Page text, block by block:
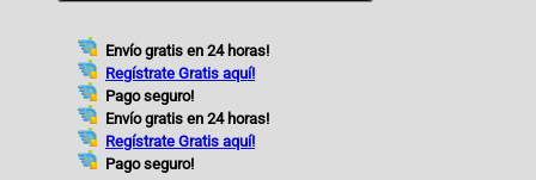
Envío gratis en 24 horas!
Regístrate Gratis aquí!
Pago seguro!
Envío gratis en 24 horas!
Regístrate Gratis aquí!
Pago seguro!